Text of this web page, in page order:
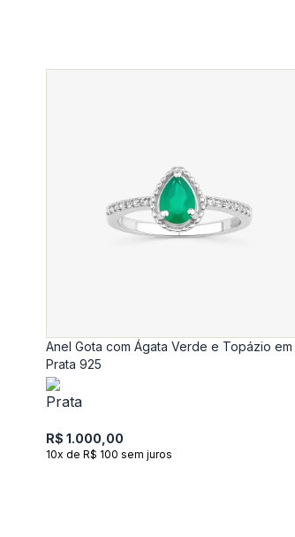
Anel Gota com Ágata Verde e Topázio em
Prata 925
R$ 1.000,00
10x de R$ 100 sem juros